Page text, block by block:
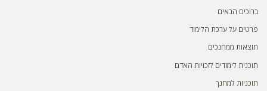
ברוכים הבאים
פרטים על ערכת הלימוד
תוצאות ממחנכים
תוכנית לימודים לזכויות האדם
תוכניות למחנך